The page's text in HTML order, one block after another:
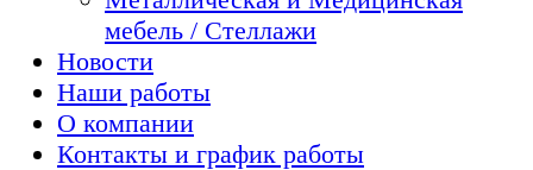
мебель / Стеллажи
Новости
Наши работы
О компании
Контакты и график работы